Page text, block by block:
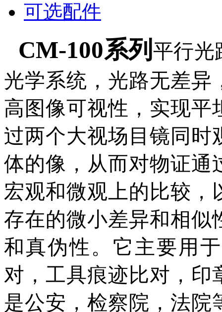
可选配件
CM-100系列 平行光
光学系统，光路无差异
高图像可视性，实现平
过两个大视场目镜同时
体的像，从而对物证通
宏观和微观上的比较，
存在的微小差异和相似
和真伪性。它主要用
对，工具痕迹比对，印
是公安，检察院，法院